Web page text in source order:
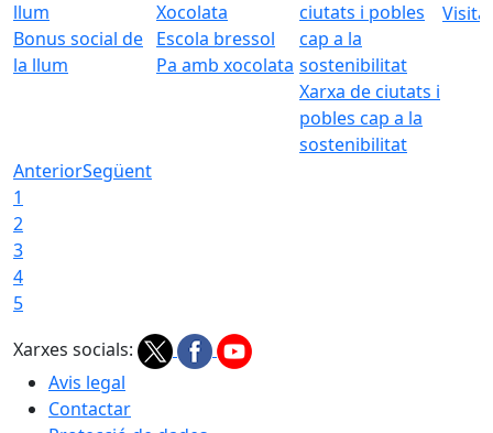
Bonus social de
la llum
Escola bressol
Pa amb xocolata
Xarxa de ciutats i
pobles cap a la
sostenibilitat
Visita
AnteriorSegüent
1
2
3
4
5
Xarxes socials:
Avis legal
Contactar